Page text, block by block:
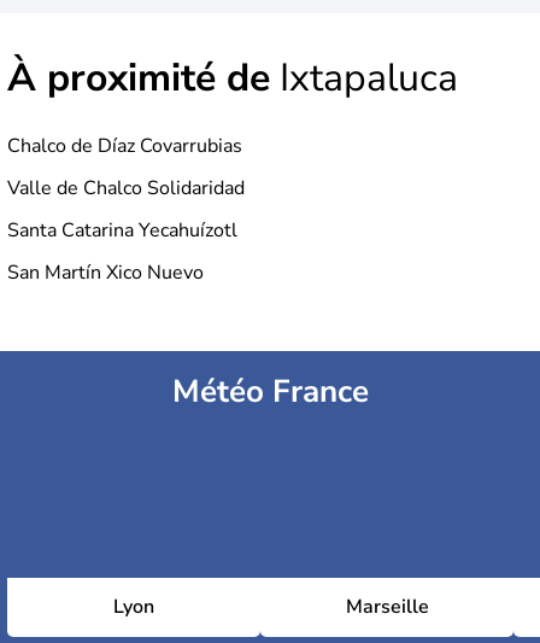
À proximité de Ixtapaluca
Chalco de Díaz Covarrubias
Valle de Chalco Solidaridad
Santa Catarina Yecahuízotl
San Martín Xico Nuevo
Météo France
Lyon Marseille